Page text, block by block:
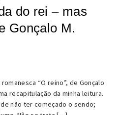
do rei – mas
Gonçalo M.
“O reino”, de Gonçalo
recapitulação da minha leitura.
não ter começado o sendo;